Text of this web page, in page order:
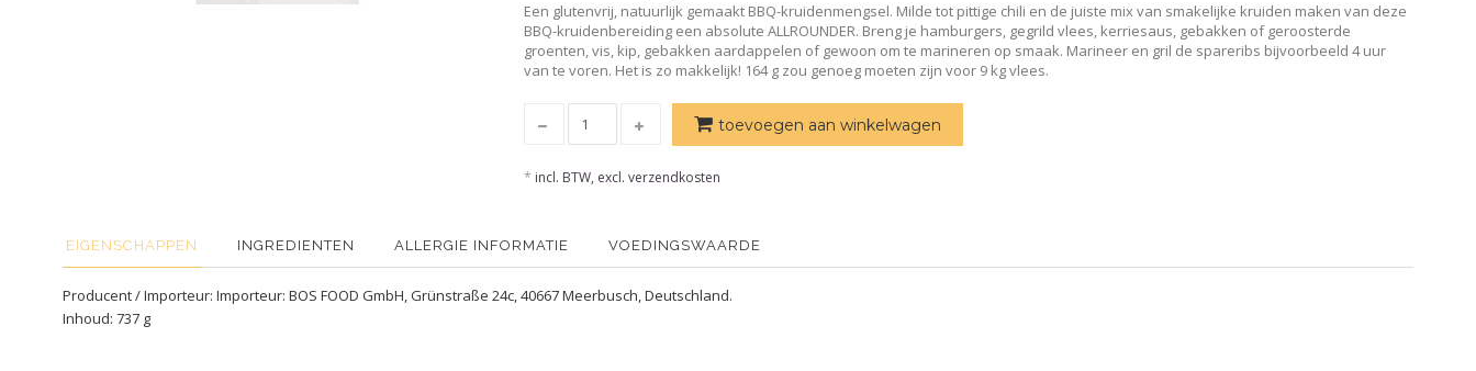
Een glutenvrij, natuurlijk gemaakt BBQ-kruidenmengsel. Milde tot pittige chili en de juiste mix van smakelijke kruiden maken van deze
BBQ-kruidenbereiding een absolute ALLROUNDER. Breng je hamburgers, gegrild vlees, kerriesaus, gebakken of geroosterde
groenten, vis, kip, gebakken aardappelen of gewoon om te marineren op smaak. Marineer en gril de spareribs bijvoorbeeld 4 uur
van te voren. Het is zo makkelijk! 164 g zou genoeg moeten zijn voor 9 kg vlees.
toevoegen aan winkelwagen
* incl. BTW, excl. verzendkosten
EIGENSCHAPPEN INGREDIENTEN ALLERGIE INFORMATIE VOEDINGSWAARDE
Producent / Importeur: Importeur: BOS FOOD GmbH, Grünstraße 24c, 40667 Meerbusch, Deutschland.
Inhoud: 737 g